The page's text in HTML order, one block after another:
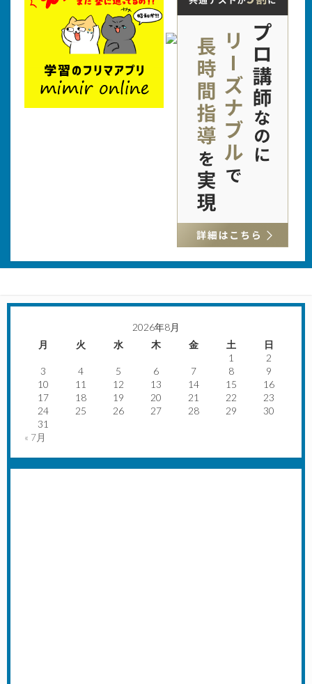
2026年8月
月
火 水 木 金 土
日
1
2
3
4 5 6 7 8
9
10
11 12 13 14 15
16
17
18 19 20 21 22
23
24
25 26 27 28 29
30
31
« 7月